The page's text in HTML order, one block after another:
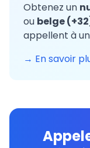
Obtenez un
ou belge
appellent à
→ En savoir